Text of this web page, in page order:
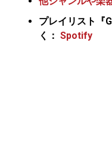
プレイリスト『
く： Spotify